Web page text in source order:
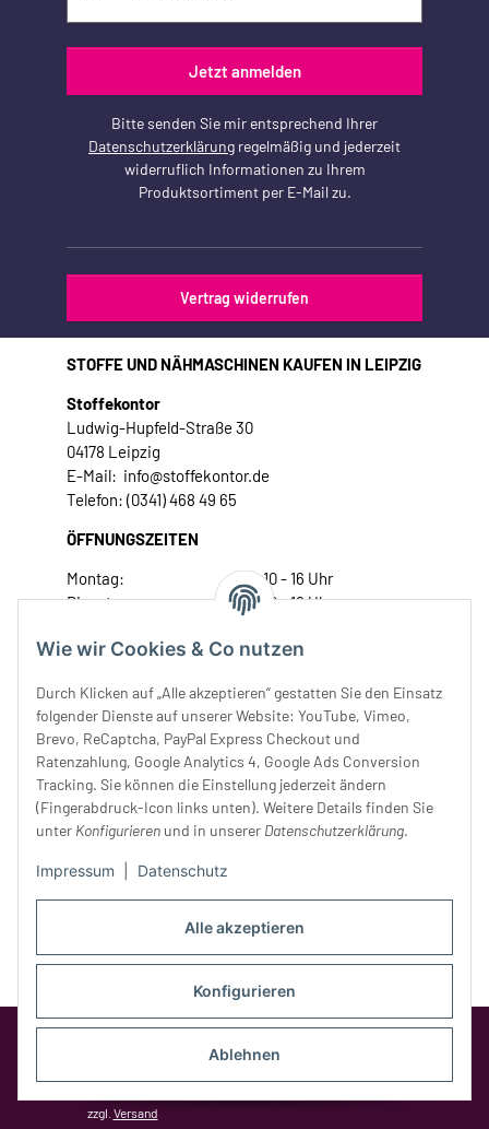
Alle akzeptieren
Konfigurieren
Ablehnen
Wie wir Cookies & Co nutzen
Durch Klicken auf „Alle akzeptieren“ gestatten Sie den Einsatz
folgender Dienste auf unserer Website: YouTube, Vimeo,
Brevo, ReCaptcha, PayPal Express Checkout und
Ratenzahlung, Google Analytics 4, Google Ads Conversion
Tracking. Sie können die Einstellung jederzeit ändern
(Fingerabdruck-Icon links unten). Weitere Details finden Sie
unter Konfigurieren und in unserer Datenschutzerklärung.
Impressum Datenschutz
Jetzt anmelden
Bitte senden Sie mir entsprechend Ihrer
Datenschutzerklärung regelmäßig und jederzeit
widerruflich Informationen zu Ihrem
Produktsortiment per E-Mail zu.
Vertrag widerrufen
STOFFE UND NÄHMASCHINEN KAUFEN IN LEIPZIG
Stoffekontor
Ludwig-Hupfeld-Straße 30
04178 Leipzig
E-Mail: info@stoffekontor.de
Telefon: (0341) 468 49 65
ÖFFNUNGSZEITEN
Montag:
10 - 16 Uhr
Dienstag:
10 - 16 Uhr
Donnerstag:
10 - 18 Uhr
Samstag:
10 - 14 Uhr
Unser Service
Rechtliches
Opt-Out-Cookie ist nicht gesetzt
zzgl. Versand